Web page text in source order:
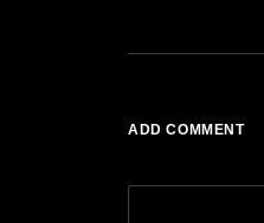
ADD COMMENT